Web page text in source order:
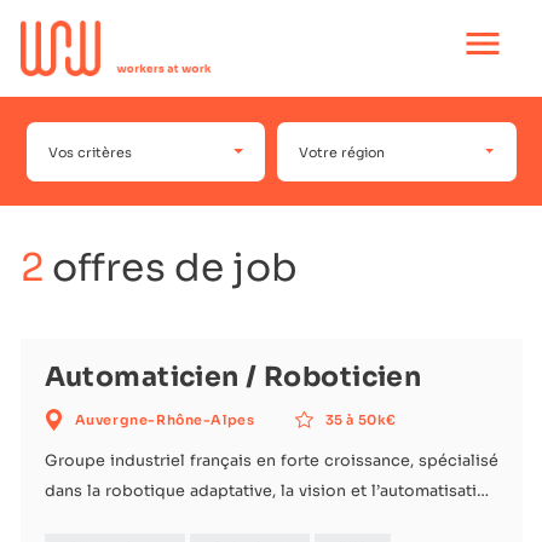
Ouvrir
menu
principal
Vos critères
Votre région
2 offres de job
Automaticien / Roboticien
Auvergne-Rhône-Alpes 35 à 50k€
Groupe industriel français en forte croissance, spécialisé
dans la robotique adaptative, la vision et l’automatisation